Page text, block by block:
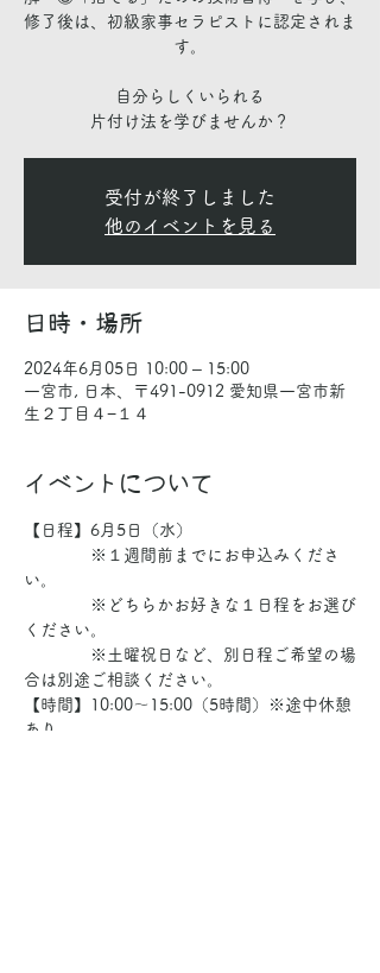
修了後は、初級家事セラピストに認定されま
す。
自分らしくいられる
受付が終了しました
他のイベントを見る
日時・場所
2024年6月05日 10:00 – 15:00
一宮市, 日本、〒491-0912 愛知県一宮市新
生２丁目４−１４
イベントについて
【日程】6月5日（水）
※１週間前までにお申込みくださ
い。
※どちらかお好きな１日程をお選び
ください。
※土曜祝日など、別日程ご希望の場
合は別途ご相談ください。
【時間】10:00～15:00（5時間）※途中休憩
あり